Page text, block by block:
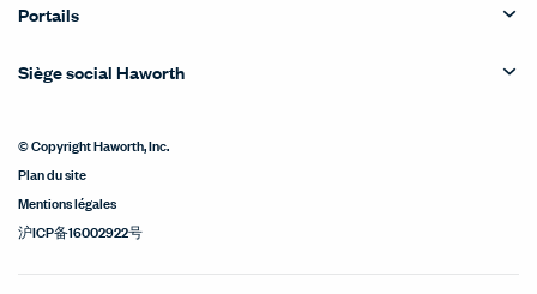
Portails
Siège social Haworth
© Copyright Haworth, Inc.
Plan du site
Mentions légales
沪ICP备16002922号